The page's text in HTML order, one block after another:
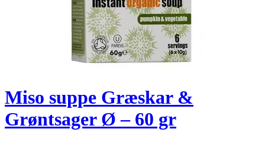
Miso suppe Græskar &
Grøntsager Ø – 60 gr